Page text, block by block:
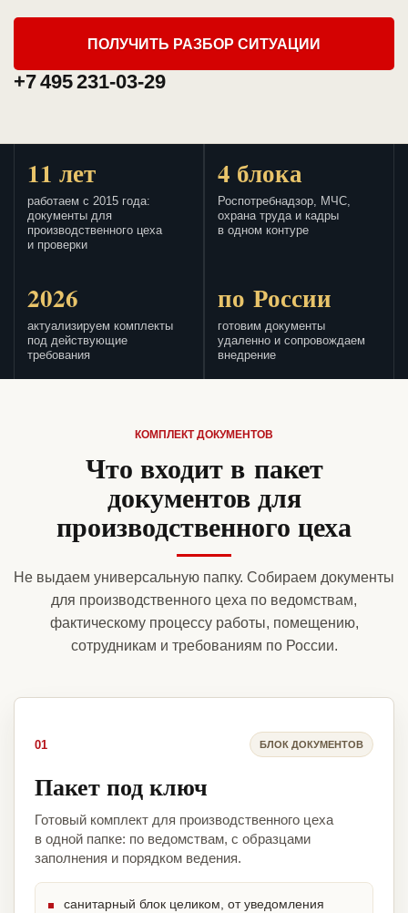
ПОЛУЧИТЬ РАЗБОР СИТУАЦИИ
+7 495 231-03-29
11 лет
работаем с 2015 года:
документы для
производственного цеха
и проверки
4 блока
Роспотребнадзор, МЧС,
охрана труда и кадры
в одном контуре
2026
актуализируем комплекты
под действующие
требования
по России
готовим документы
удаленно и сопровождаем
внедрение
КОМПЛЕКТ ДОКУМЕНТОВ
Что входит в пакет
документов для
производственного цеха
Не выдаем универсальную папку. Собираем документы
для производственного цеха по ведомствам,
фактическому процессу работы, помещению,
сотрудникам и требованиям по России.
01 БЛОК ДОКУМЕНТОВ
Пакет под ключ
Готовый комплект для производственного цеха
в одной папке: по ведомствам, с образцами
заполнения и порядком ведения.
санитарный блок целиком, от уведомления